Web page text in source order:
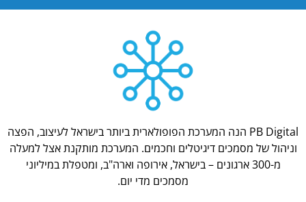
PB Digital הנה המערכת הפופולארית ביותר בישראל לעיצוב, הפצה
וניהול של מסמכים דיגיטלים וחכמים. המערכת מותקנת אצל למעלה
מ-300 ארגונים – בישראל, אירופה וארה"ב, ומטפלת במיליוני
מסמכים מדי יום.